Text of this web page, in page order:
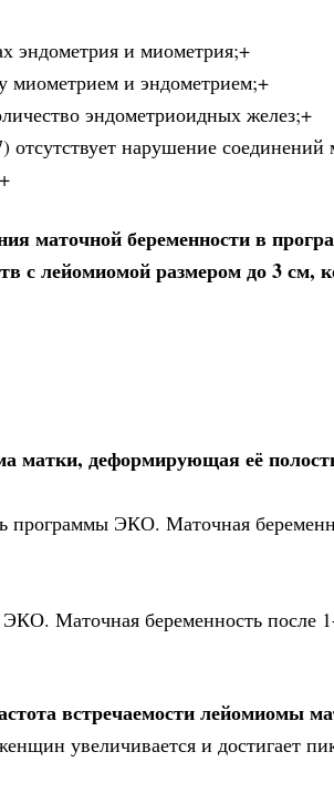
эндометрия и миометрия;+
миометрием и эндометрием;+
эндометриоидных желез;+
отсутствует нарушение
маточной беременности в
с лейомиомой размером до 3 см,
матки, деформирующая её
программы ЭКО. Маточная
ЭКО. Маточная беременность
встречаемости лейомиомы
увеличивается и достигает